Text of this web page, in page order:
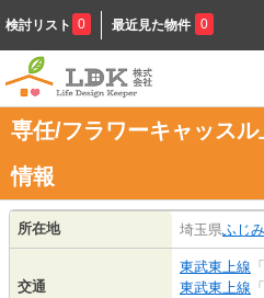
検討リスト 0 最近見た物件 0
専任/フラワーキャッス
情報
所在地 埼玉県ふじ
交通
東武東上線 「
東武東上線 「